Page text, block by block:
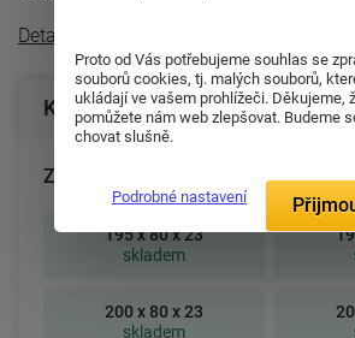
Detailní popis
Konfigurace produktu
Zvolte rozměr matrace (cm):
195 x 80 x 23
skladem
200 x 80 x 23
skladem
Proto od Vás potřebujeme souhlas se
souborů cookies, tj. malých souborů,
ukládají ve vašem prohlížeči. Děkujeme,
pomůžete nám web zlepšovat. Budeme
chovat slušně.
Podrobné nastavení